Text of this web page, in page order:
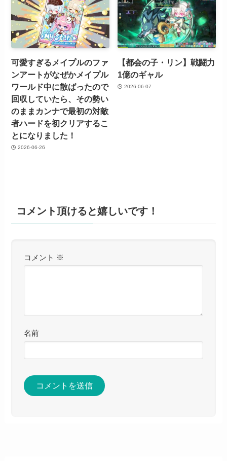
可愛すぎるメイプルのファ
ンアートがなぜかメイプル
ワールド中に散ばったので
回収していたら、その勢い
のままカンナで最初の対敵
者ハードを初クリアするこ
とになりました！
2026-06-26
【都会の子・リン】戦闘力
1億のギャル
2026-06-07
コメント頂けると嬉しいです！
コメント ※
名前